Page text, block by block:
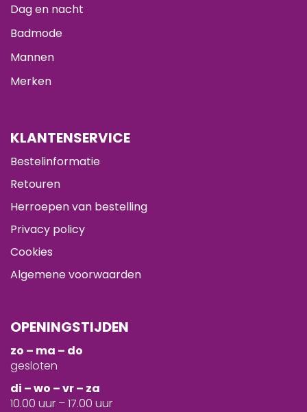
Dag en nacht
Badmode
Mannen
Merken
KLANTENSERVICE
Bestelinformatie
Retouren
Herroepen van bestelling
Privacy policy
Cookies
Algemene voorwaarden
OPENINGSTIJDEN
zo – ma – do
gesloten
di – wo – vr – za
10.00 uur – 17.00 uur